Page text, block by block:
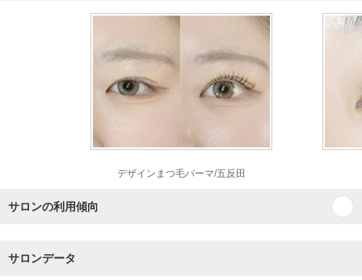
デザインまつ毛パーマ/五反田
サロンの利用傾向
サロンデータ